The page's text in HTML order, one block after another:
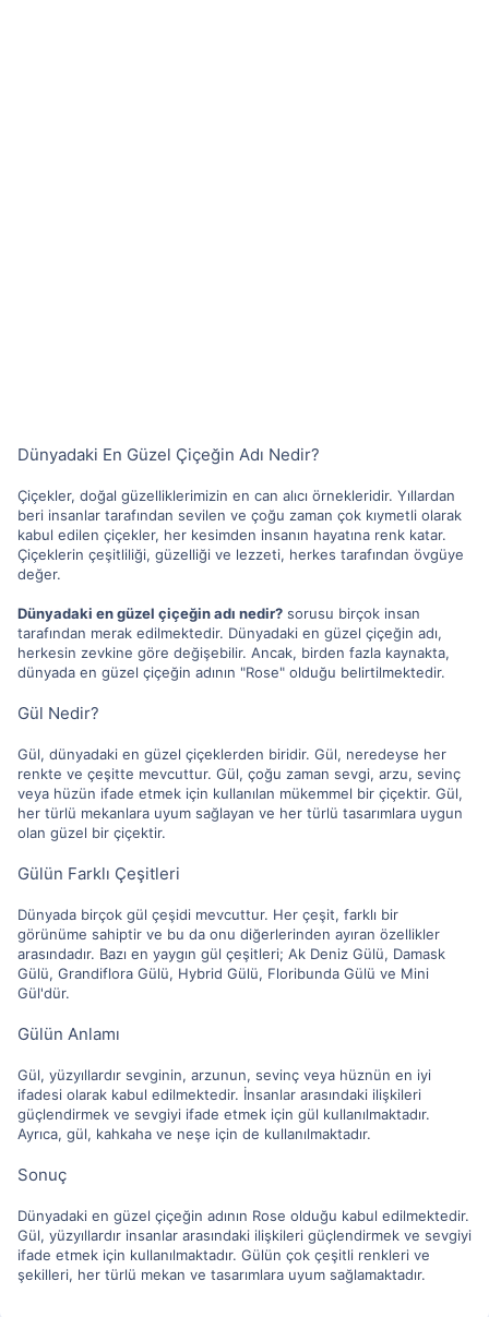
Dünyadaki En Güzel Çiçeğin Adı Nedir?
Çiçekler, doğal güzelliklerimizin en can alıcı örnekleridir. Yıllardan
beri insanlar tarafından sevilen ve çoğu zaman çok kıymetli olarak
kabul edilen çiçekler, her kesimden insanın hayatına renk katar.
Çiçeklerin çeşitliliği, güzelliği ve lezzeti, herkes tarafından övgüye
değer.
Dünyadaki en güzel çiçeğin adı nedir? sorusu birçok insan
tarafından merak edilmektedir. Dünyadaki en güzel çiçeğin adı,
herkesin zevkine göre değişebilir. Ancak, birden fazla kaynakta,
dünyada en güzel çiçeğin adının "Rose" olduğu belirtilmektedir.
Gül Nedir?
Gül, dünyadaki en güzel çiçeklerden biridir. Gül, neredeyse her
renkte ve çeşitte mevcuttur. Gül, çoğu zaman sevgi, arzu, sevinç
veya hüzün ifade etmek için kullanılan mükemmel bir çiçektir. Gül,
her türlü mekanlara uyum sağlayan ve her türlü tasarımlara uygun
olan güzel bir çiçektir.
Gülün Farklı Çeşitleri
Dünyada birçok gül çeşidi mevcuttur. Her çeşit, farklı bir
görünüme sahiptir ve bu da onu diğerlerinden ayıran özellikler
arasındadır. Bazı en yaygın gül çeşitleri; Ak Deniz Gülü, Damask
Gülü, Grandiflora Gülü, Hybrid Gülü, Floribunda Gülü ve Mini
Gül'dür.
Gülün Anlamı
Gül, yüzyıllardır sevginin, arzunun, sevinç veya hüznün en iyi
ifadesi olarak kabul edilmektedir. İnsanlar arasındaki ilişkileri
güçlendirmek ve sevgiyi ifade etmek için gül kullanılmaktadır.
Ayrıca, gül, kahkaha ve neşe için de kullanılmaktadır.
Sonuç
Dünyadaki en güzel çiçeğin adının Rose olduğu kabul edilmektedir.
Gül, yüzyıllardır insanlar arasındaki ilişkileri güçlendirmek ve sevgiyi
ifade etmek için kullanılmaktadır. Gülün çok çeşitli renkleri ve
şekilleri, her türlü mekan ve tasarımlara uyum sağlamaktadır.